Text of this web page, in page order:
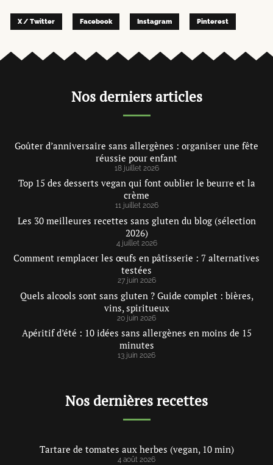
X / Twitter Facebook Instagram Pinterest
Nos derniers articles
Goûter d’anniversaire sans allergènes : organiser une fête
réussie pour enfant
18 juillet 2026
Top 15 des desserts vegan qui font oublier le beurre et la
crème
11 juillet 2026
Les 30 meilleures recettes sans gluten du blog (sélection
2026)
4 juillet 2026
Comment remplacer les œufs en pâtisserie : 7 alternatives
testées
27 juin 2026
Quels alcools sont sans gluten ? Guide complet : bières,
vins, spiritueux
20 juin 2026
Apéritif d’été : 10 idées sans allergènes en moins de 15
minutes
13 juin 2026
Nos dernières recettes
Tartare de tomates aux herbes (vegan, 10 min)
4 août 2026